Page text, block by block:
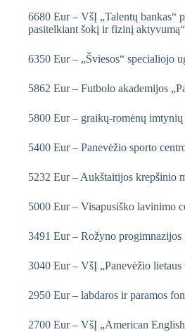
6680 Eur – VšĮ „Talentų bankas“
pasitelkiant šokį ir fizinį
6350 Eur – „Šviesos“ specialiojo
5862 Eur – Futbolo akademijos
5800 Eur – graikų-romėnų
5400 Eur – Panevėžio sporto
5232 Eur – Aukštaitijos krepšinio
5000 Eur – Visapusiško lavinimo
3491 Eur – Rožyno progimnazijos
3040 Eur – VšĮ „Panevėžio
2950 Eur – labdaros ir paramos
2700 Eur – VšĮ „American